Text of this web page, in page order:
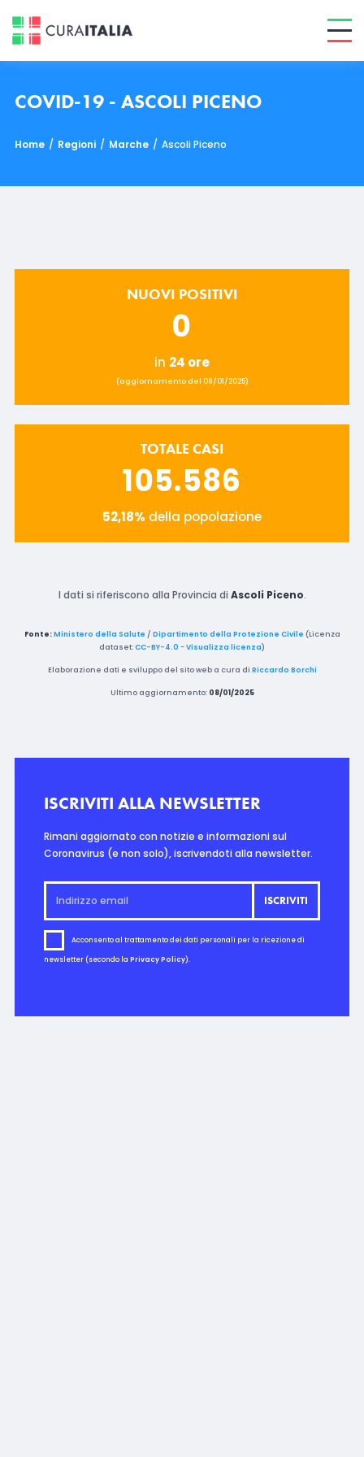
COVID-19 - ASCOLI PICENO
Home / Regioni / Marche / Ascoli Piceno
NUOVI POSITIVI
0
in 24 ore
(aggiornamento del 08/01/2025)
TOTALE CASI
105.586
52,18% della popolazione
I dati si riferiscono alla Provincia di Ascoli Piceno.
Fonte: Ministero della Salute / Dipartimento della Protezione Civile (Licenza
dataset:CC-BY-4.0 -Visualizza licenza)
Elaborazione dati e sviluppo del sito web a cura di Riccardo Borchi
Ultimo aggiornamento: 08/01/2025
ISCRIVITI ALLA NEWSLETTER
Rimani aggiornato con notizie e informazioni sul
Coronavirus (e non solo), iscrivendoti alla newsletter.
Acconsento al trattamento dei dati personali per la ricezione di
newsletter (secondo la Privacy Policy).